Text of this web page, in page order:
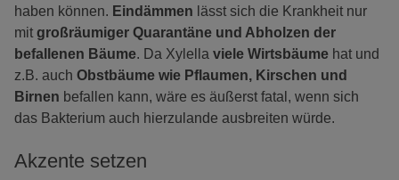
haben können. Eindämmen lässt sich die Krankheit nur
mit großräumiger Quarantäne und Abholzen der
befallenen Bäume. Da Xylella viele Wirtsbäume hat und
z.B. auch Obstbäume wie Pflaumen, Kirschen und
Birnen befallen kann, wäre es äußerst fatal, wenn sich
das Bakterium auch hierzulande ausbreiten würde.
Akzente setzen